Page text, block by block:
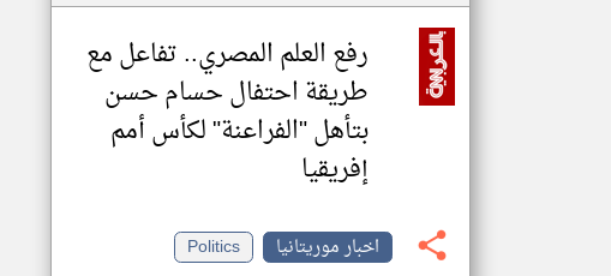
رفع العلم المصري.. تفاعل مع
طريقة احتفال حسام حسن
بتأهل "الفراعنة" لكأس أمم
إفريقيا
اخبار موريتانيا
Politics